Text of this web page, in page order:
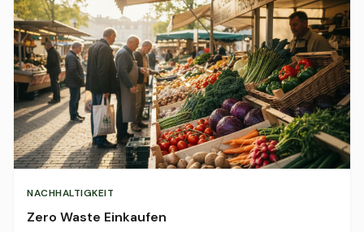
NACHHALTIGKEIT
Zero Waste Einkaufen